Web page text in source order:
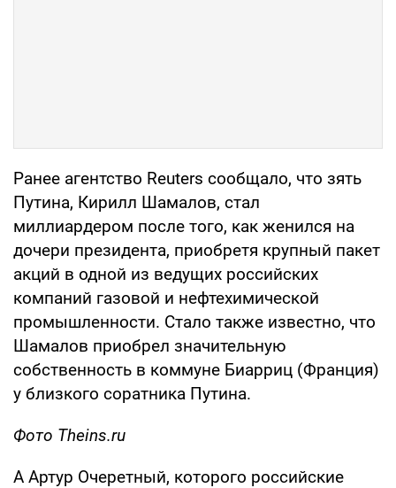
Ранее агентство Reuters сообщало, что зять
Путина, Кирилл Шамалов, стал
миллиардером после того, как женился на
дочери президента, приобретя крупный пакет
акций в одной из ведущих российских
компаний газовой и нефтехимической
промышленности. Стало также известно, что
Шамалов приобрел значительную
собственность в коммуне Биарриц (Франция)
у близкого соратника Путина.
Фото Theins.ru
А Артур Очеретный, которого российские